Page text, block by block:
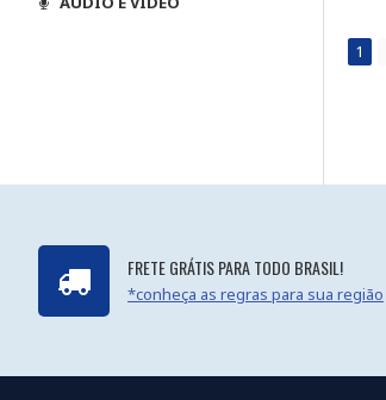
1
FRETE GRÁTIS PARA TODO BRASIL!
*conheça as regras para sua região